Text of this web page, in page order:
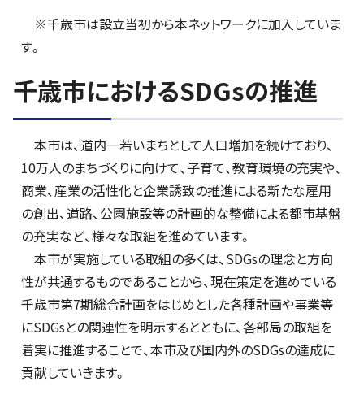
※千歳市は設立当初から本ネットワークに加入していま
す。
千歳市におけるSDGsの推進
本市は、道内一若いまちとして人口増加を続けており、
10万人のまちづくりに向けて、子育て、教育環境の充実や、
商業、産業の活性化と企業誘致の推進による新たな雇用
の創出、道路、公園施設等の計画的な整備による都市基盤
の充実など、様々な取組を進めています。
本市が実施している取組の多くは、SDGsの理念と方向
性が共通するものであることから、現在策定を進めている
千歳市第7期総合計画をはじめとした各種計画や事業等
にSDGsとの関連性を明示するとともに、各部局の取組を
着実に推進することで、本市及び国内外のSDGsの達成に
貢献していきます。